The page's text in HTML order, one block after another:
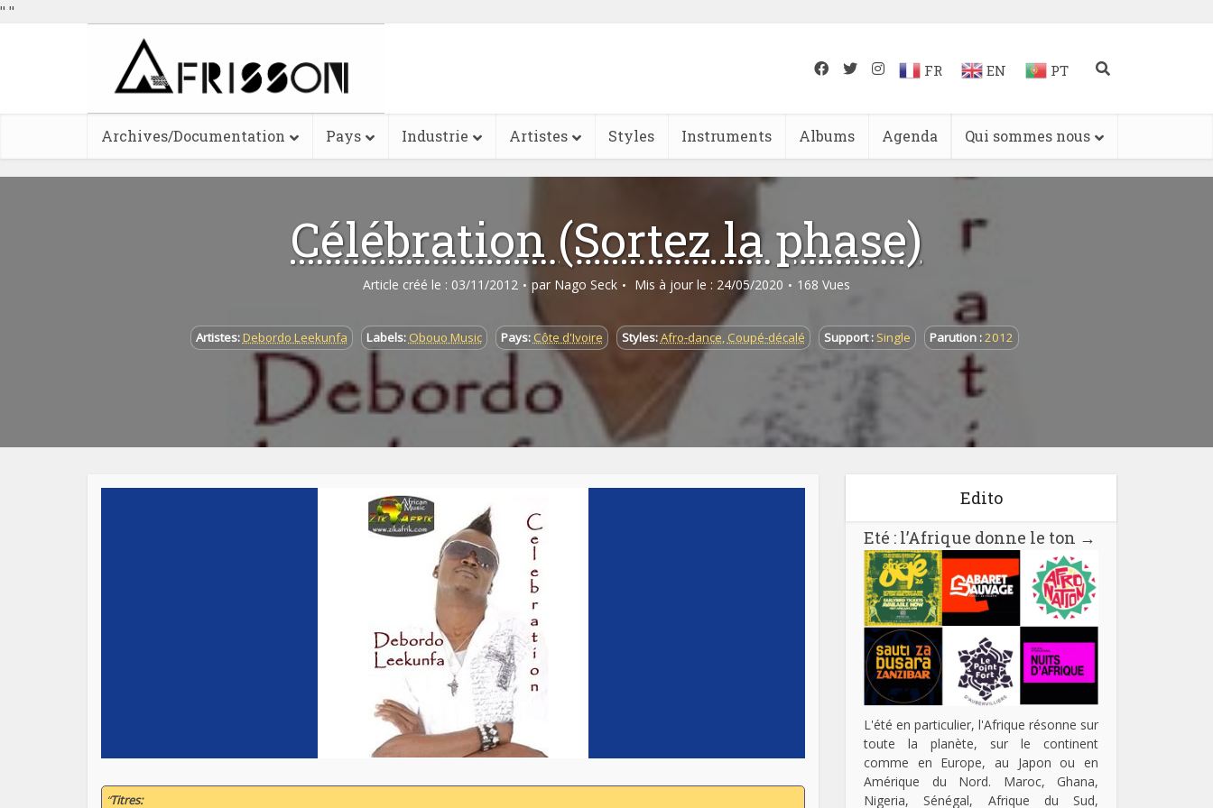
" "
FR EN PT
Archives/Documentation Pays Industrie Artistes Styles Instruments Albums Agenda Qui sommes nous
Célébration (Sortez la phase)
Article créé le : 03/11/2012 par Nago Seck Mis à jour le : 24/05/2020 168 Vues
Artistes: Debordo Leekunfa Labels: Obouo Music Pays: Côte d'Ivoire Styles:Afro-dance, Coupé-décalé Support : Single Parution :2012
“Titres:
Edito
Eté : l’Afrique donne le ton →
L'été en particulier, l'Afrique résonne sur
toute la planète, sur le continent
comme en Europe, au Japon ou en
Amérique du Nord. Maroc, Ghana,
Nigeria, Sénégal, Afrique du Sud,